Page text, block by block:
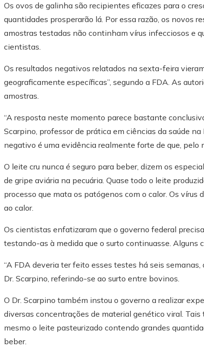
Os ovos de galinha são recipientes eficazes para o
quantidades prosperarão lá. Por essa razão, os novos
amostras testadas não continham vírus infecciosos e
cientistas.
Os resultados negativos relatados na sexta-feira
geograficamente específicas”, segundo a FDA. As
amostras.
“A resposta neste momento parece bastante
Scarpino, professor de prática em ciências da saúde
negativo é uma evidência realmente forte de que, pelo
O leite cru nunca é seguro para beber, dizem os
de gripe aviária na pecuária. Quase todo o leite
processo que mata os patógenos com o calor. Os
ao calor.
Os cientistas enfatizaram que o governo federal
testando-as à medida que o surto continuasse. Alguns
“A FDA deveria ter feito esses testes há seis
Dr. Scarpino, referindo-se ao surto entre bovinos.
O Dr. Scarpino também instou o governo a realizar
diversas concentrações de material genético viral.
mesmo o leite pasteurizado contendo grandes
beber.